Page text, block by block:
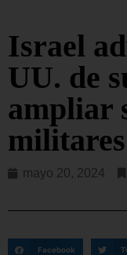
Israel
UU. de
ampliar
mayo 20, 2024
Facebook